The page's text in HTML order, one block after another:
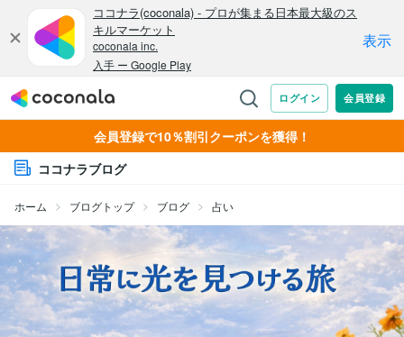
会員登録で10％割引クーポンを獲得！
ココナラブログ
ホーム ブログトップ ブログ 占い